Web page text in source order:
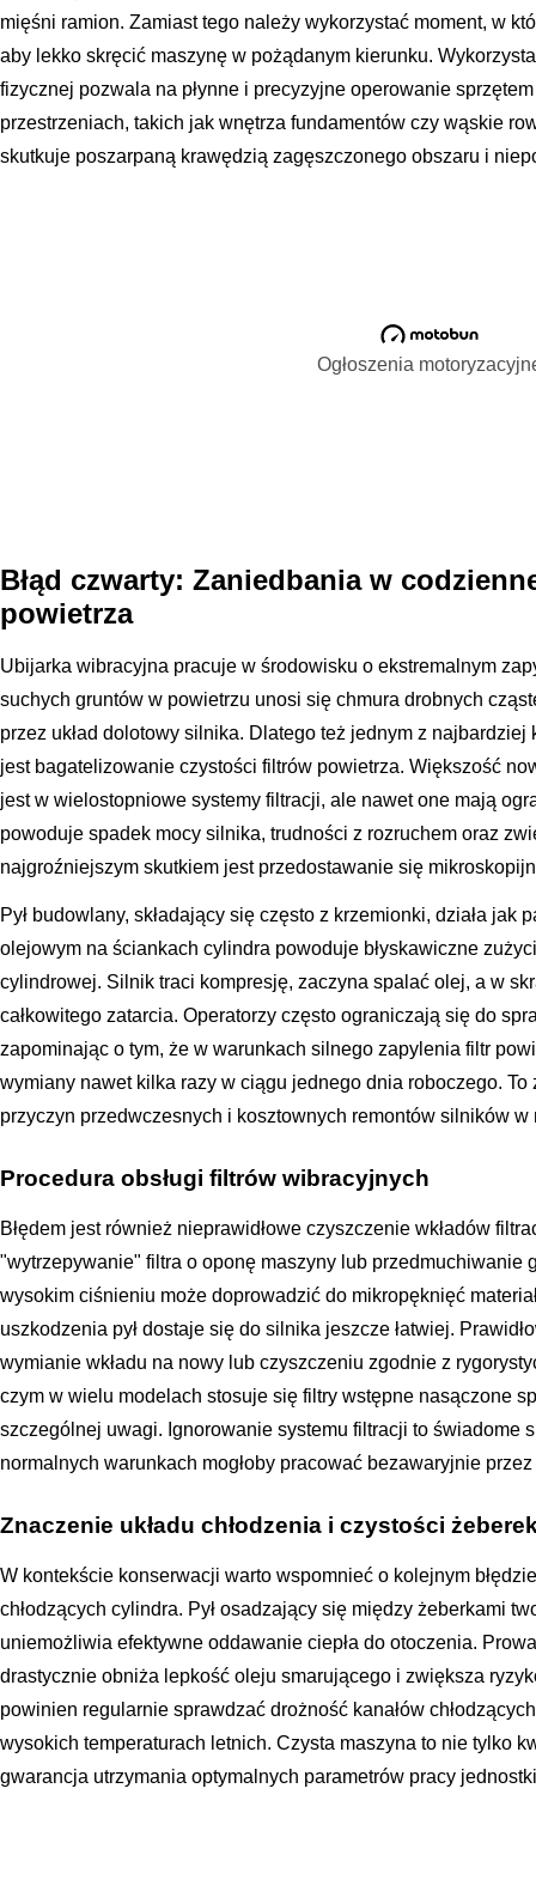
mięśni ramion. Zamiast tego należy wykorzystać moment, w
aby lekko skręcić maszynę w pożądanym kierunku.
fizycznej pozwala na płynne i precyzyjne operowanie
przestrzeniach, takich jak wnętrza fundamentów czy wąskie
skutkuje poszarpaną krawędzią zagęszczonego obszaru i
Ogłoszenia
Błąd czwarty: Zaniedbania w
powietrza
Ubijarka wibracyjna pracuje w środowisku o ekstremalnym
suchych gruntów w powietrzu unosi się chmura drobnych
przez układ dolotowy silnika. Dlatego też jednym z
jest bagatelizowanie czystości filtrów powietrza. Większość
jest w wielostopniowe systemy filtracji, ale nawet one mają
powoduje spadek mocy silnika, trudności z rozruchem oraz
najgroźniejszym skutkiem jest przedostawanie się
Pył budowlany, składający się często z krzemionki, działa jak
olejowym na ściankach cylindra powoduje błyskawiczne
cylindrowej. Silnik traci kompresję, zaczyna spalać olej, a w
całkowitego zatarcia. Operatorzy często ograniczają się do
zapominając o tym, że w warunkach silnego zapylenia filtr
wymiany nawet kilka razy w ciągu jednego dnia roboczego. To
przyczyn przedwczesnych i kosztownych remontów silników
Procedura obsługi filtrów wibracyjnych
Błędem jest również nieprawidłowe czyszczenie wkładów
"wytrzepywanie" filtra o oponę maszyny lub przedmuchiwanie
wysokim ciśnieniu może doprowadzić do mikropęknięć
uszkodzenia pył dostaje się do silnika jeszcze łatwiej.
wymianie wkładu na nowy lub czyszczeniu zgodnie z
czym w wielu modelach stosuje się filtry wstępne nasączone
szczególnej uwagi. Ignorowanie systemu filtracji to świadome
normalnych warunkach mogłoby pracować bezawaryjnie
Znaczenie układu chłodzenia i czystości
W kontekście konserwacji warto wspomnieć o kolejnym
chłodzących cylindra. Pył osadzający się między żeberkami
uniemożliwia efektywne oddawanie ciepła do otoczenia.
drastycznie obniża lepkość oleju smarującego i zwiększa
powinien regularnie sprawdzać drożność kanałów
wysokich temperaturach letnich. Czysta maszyna to nie tylko
gwarancja utrzymania optymalnych parametrów pracy